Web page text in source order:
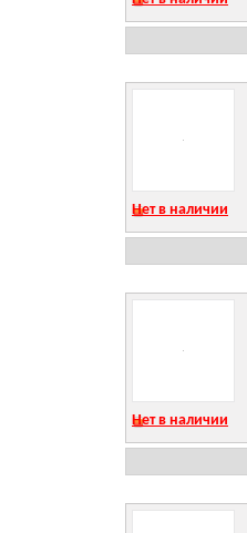
Нет в наличии
Нет в наличии